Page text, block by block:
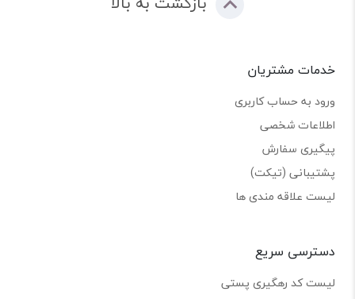
خدمات مشتریان
ورود به حساب کاربری
اطلاعات شخصی
پیگیری سفارش
پشتیبانی (تیکت)
لیست علاقه مندی ها
دسترسی سریع
لیست کد رهگیری پستی